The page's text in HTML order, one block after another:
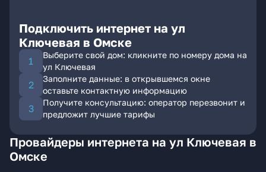
Подключить интернет на ул
Ключевая в Омске
Выберите свой дом: кликните по номеру дома на
ул Ключевая
Заполните данные: в открывшемся окне
оставьте контактную информацию
Получите консультацию: оператор перезвонит и
предложит лучшие тарифы
Провайдеры интернета на ул Ключевая в
Омске